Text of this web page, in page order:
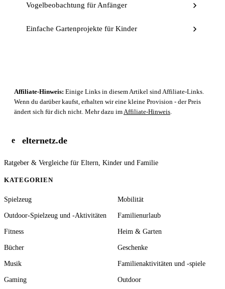
Vogelbeobachtung für Anfänger
Einfache Gartenprojekte für Kinder
Affiliate-Hinweis: Einige Links in diesem Artikel sind Affiliate-Links.
Wenn du darüber kaufst, erhalten wir eine kleine Provision - der Preis
ändert sich für dich nicht. Mehr dazu imAffiliate-Hinweis.
e elternetz.de
Ratgeber & Vergleiche für Eltern, Kinder und Familie
KATEGORIEN
Spielzeug Mobilität
Outdoor-Spielzeug und -Aktivitäten Familienurlaub
Fitness Heim & Garten
Bücher Geschenke
Musik Familienaktivitäten und -spiele
Gaming Outdoor